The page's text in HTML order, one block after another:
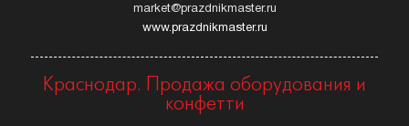
market@prazdnikmaster.ru
www.prazdnikmaster.ru
Краснодар. Продажа оборудования и
конфетти